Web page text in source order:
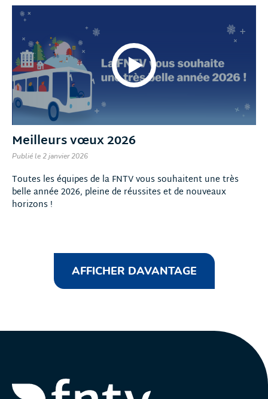
Meilleurs vœux 2026
Publié le 2 janvier 2026
Toutes les équipes de la FNTV vous souhaitent une très
belle année 2026, pleine de réussites et de nouveaux
horizons !
AFFICHER DAVANTAGE